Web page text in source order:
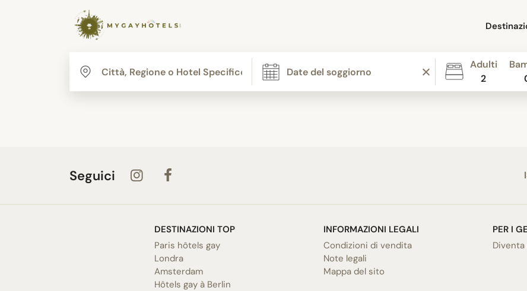
Adulti
2
Seguici
DESTINAZIONI TOP
Paris hôtels gay
Londra
Amsterdam
Hôtels gay à Berlin
INFORMAZIONI LEGALI
Condizioni di vendita
Note legali
Mappa del sito
PER I